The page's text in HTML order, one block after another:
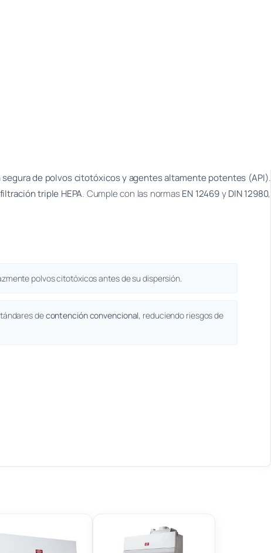
segura de polvos citotóxicos y agentes altamente potentes (API).
triple HEPA. Cumple con las normasEN 12469yDIN 12980,
polvos citotóxicos antes de su dispersión.
decontención convencional, reduciendo riesgos de